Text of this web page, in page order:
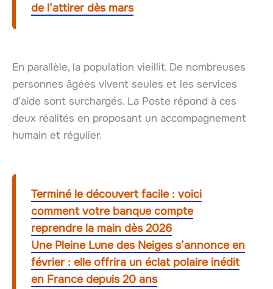
de l’attirer dès mars
En parallèle, la population vieillit. De nombreuses
personnes âgées vivent seules et les services
d’aide sont surchargés. La Poste répond à ces
deux réalités en proposant un accompagnement
humain et régulier.
Terminé le découvert facile : voici
comment votre banque compte
reprendre la main dès 2026
Une Pleine Lune des Neiges s’annonce en
février : elle offrira un éclat polaire inédit
en France depuis 20 ans